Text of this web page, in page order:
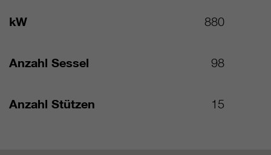
kW 880
Anzahl Sessel 98
Anzahl Stützen 15